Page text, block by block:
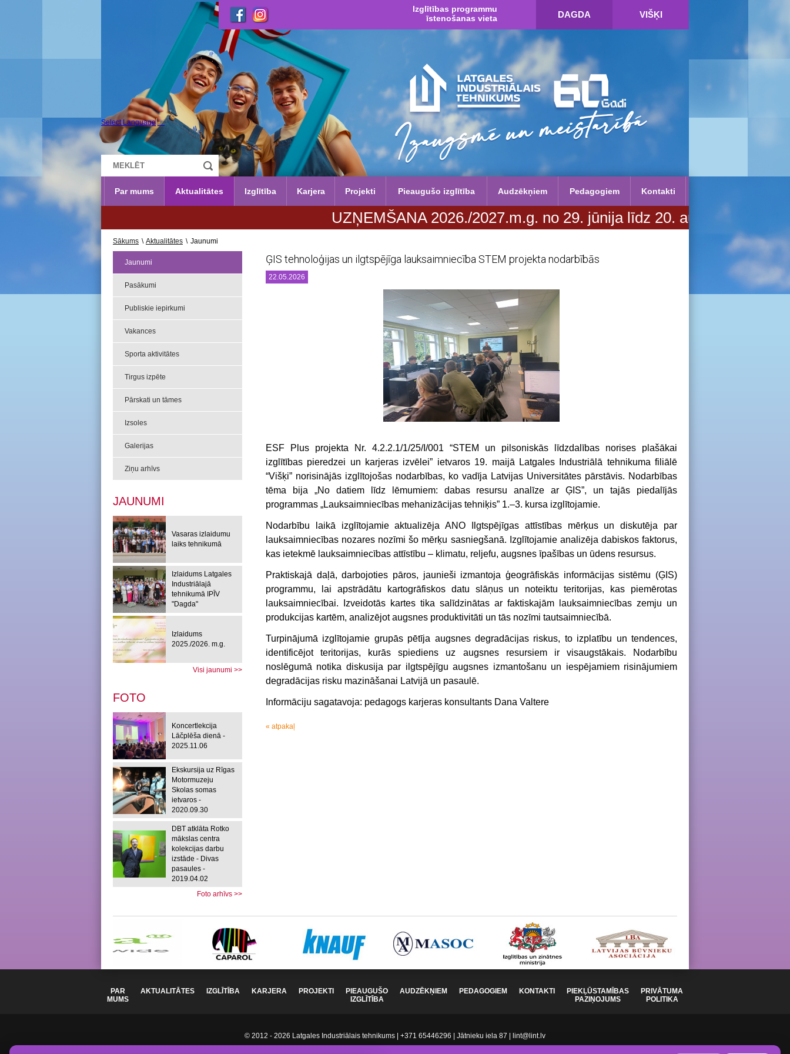
Select Language ▼
Izglītības programmu
īstenošanas vieta
DAGDA VIŠĶI
Par mums Aktualitātes Izglītība Karjera Projekti Pieaugušo izglītība Audzēkņiem Pedagogiem Kontakti
UZŅEMŠANA 2026./2027.m.g. no 29. jūnija līdz 20. augustam. Vairāk
Sākums \ Aktualitātes \ Jaunumi
Jaunumi
Pasākumi
Publiskie iepirkumi
Vakances
Sporta aktivitātes
Tirgus izpēte
Pārskati un tāmes
Izsoles
Galerijas
Ziņu arhīvs
JAUNUMI
Vasaras izlaidumu
laiks tehnikumā
Izlaidums Latgales
Industriālajā
tehnikumā IPĪV
"Dagda"
Izlaidums
2025./2026. m.g.
Visi jaunumi >>
FOTO
Koncertlekcija
Lāčplēša dienā -
2025.11.06
Ekskursija uz Rīgas
Motormuzeju
Skolas somas
ietvaros -
2020.09.30
DBT atklāta Rotko
mākslas centra
kolekcijas darbu
izstāde - Divas
pasaules -
2019.04.02
Foto arhīvs >>
ĢIS tehnoloģijas un ilgtspējīga lauksaimniecība STEM projekta nodarbībās
22.05.2026
ESF Plus projekta Nr. 4.2.2.1/1/25/I/001 “STEM un pilsoniskās līdzdalības norises plašākai
izglītības pieredzei un karjeras izvēlei” ietvaros 19. maijā Latgales Industriālā tehnikuma filiālē
“Višķi” norisinājās izglītojošas nodarbības, ko vadīja Latvijas Universitātes pārstāvis. Nodarbības
tēma bija „No datiem līdz lēmumiem: dabas resursu analīze ar ĢIS”, un tajās piedalījās
programmas „Lauksaimniecības mehanizācijas tehniķis” 1.–3. kursa izglītojamie.
Nodarbību laikā izglītojamie aktualizēja ANO Ilgtspējīgas attīstības mērķus un diskutēja par
lauksaimniecības nozares nozīmi šo mērķu sasniegšanā. Izglītojamie analizēja dabiskos faktorus,
kas ietekmē lauksaimniecības attīstību – klimatu, reljefu, augsnes īpašības un ūdens resursus.
Praktiskajā daļā, darbojoties pāros, jaunieši izmantoja ģeogrāfiskās informācijas sistēmu (ĢIS)
programmu, lai apstrādātu kartogrāfiskos datu slāņus un noteiktu teritorijas, kas piemērotas
lauksaimniecībai. Izveidotās kartes tika salīdzinātas ar faktiskajām lauksaimniecības zemju un
produkcijas kartēm, analizējot augsnes produktivitāti un tās nozīmi tautsaimniecībā.
Turpinājumā izglītojamie grupās pētīja augsnes degradācijas riskus, to izplatību un tendences,
identificējot teritorijas, kurās spiediens uz augsnes resursiem ir visaugstākais. Nodarbību
noslēgumā notika diskusija par ilgtspējīgu augsnes izmantošanu un iespējamiem risinājumiem
degradācijas risku mazināšanai Latvijā un pasaulē.
Informāciju sagatavoja: pedagogs karjeras konsultants Dana Valtere
« atpakaļ
PAR
MUMS
AKTUALITĀTES IZGLĪTĪBA KARJERA PROJEKTI
PIEAUGUŠO
IZGLĪTĪBA
AUDZĒKŅIEM PEDAGOGIEM KONTAKTI
PIEKĻŪSTAMĪBAS
PAZIŅOJUMS
PRIVĀTUMA
POLITIKA
© 2012 - 2026 Latgales Industriālais tehnikums | +371 65446296 | Jātnieku iela 87 | lint@lint.lv